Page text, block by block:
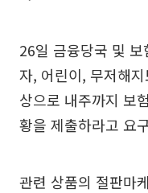
26일 금융당국 및
자, 어린이, 무저해
상으로 내주까지 보
황을 제출하라고 요
관련 상품의 절판마